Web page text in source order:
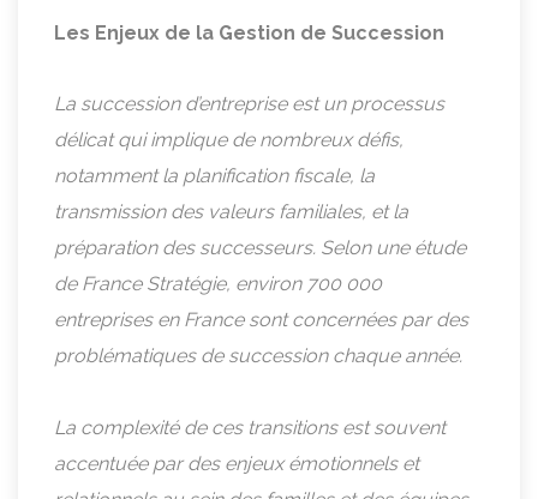
Les Enjeux de la Gestion de Succession
La succession d’entreprise est un processus
délicat qui implique de nombreux défis,
notamment la planification fiscale, la
transmission des valeurs familiales, et la
préparation des successeurs. Selon une étude
de France Stratégie, environ 700 000
entreprises en France sont concernées par des
problématiques de succession chaque année.
La complexité de ces transitions est souvent
accentuée par des enjeux émotionnels et